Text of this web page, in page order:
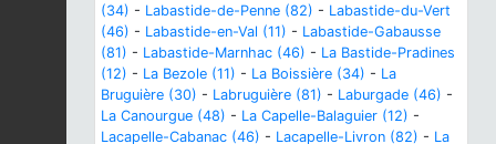
(34) - Labastide-de-Penne (82) - Labastide-du-Vert
(46) - Labastide-en-Val (11) - Labastide-Gabausse
(81) - Labastide-Marnhac (46) - La Bastide-Pradines
(12) - La Bezole (11) - La Boissière (34) - La
Bruguière (30) - Labruguière (81) - Laburgade (46) -
La Canourgue (48) - La Capelle-Balaguier (12) -
Lacapelle-Cabanac (46) - Lacapelle-Livron (82) - La